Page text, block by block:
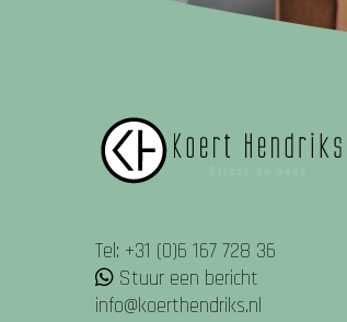
Tel: +31 (0)6 167 728 36
Stuur een bericht
info@koerthendriks.nl